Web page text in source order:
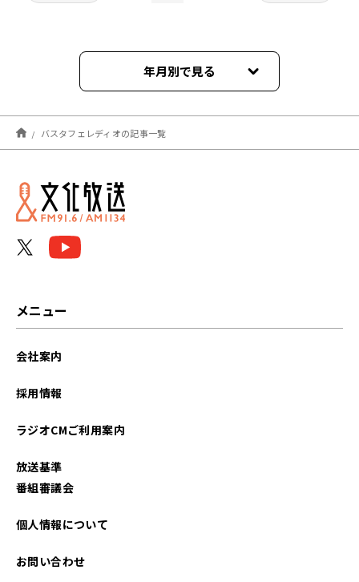
年月別で見る
2026年01月
2025年12月
2025年11月
2025年02月
バスタフェレディオの記事一覧
メニュー
会社案内
採用情報
ラジオCMご利用案内
放送基準
番組審議会
個人情報について
お問い合わせ